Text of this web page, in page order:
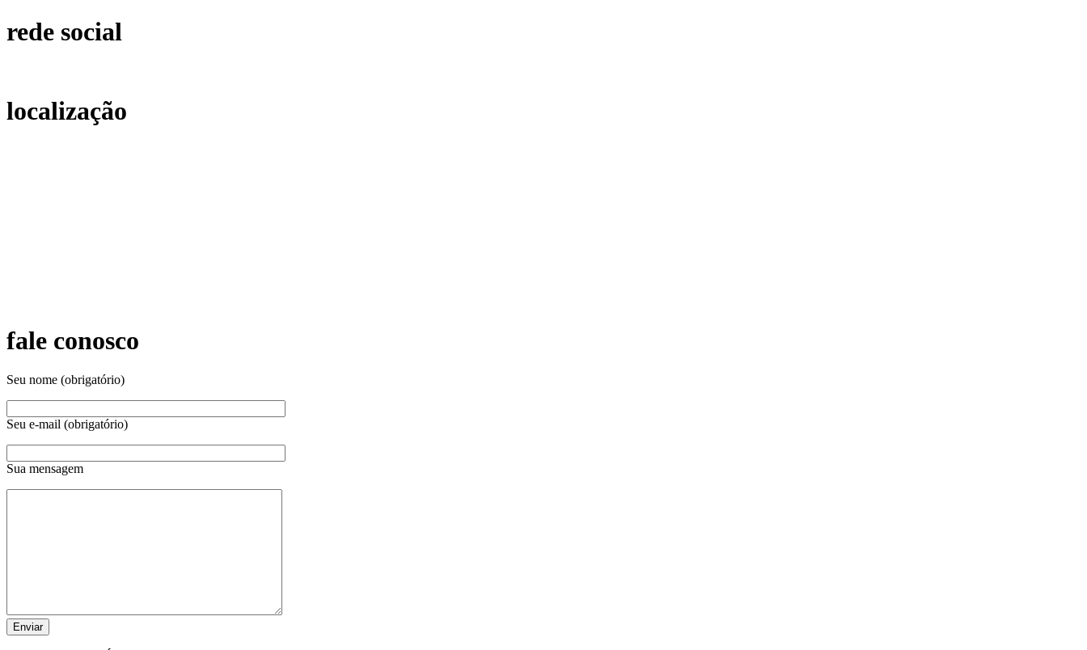
rede social
localização
fale conosco
Seu nome (obrigatório)
Seu e-mail (obrigatório)
Sua mensagem